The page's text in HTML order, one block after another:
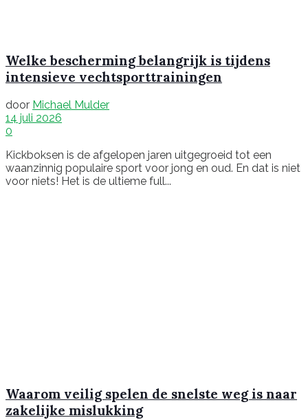
Welke bescherming belangrijk is tijdens
intensieve vechtsporttrainingen
door Michael Mulder
14 juli 2026
0
Kickboksen is de afgelopen jaren uitgegroeid tot een
waanzinnig populaire sport voor jong en oud. En dat is niet
voor niets! Het is de ultieme full...
Waarom veilig spelen de snelste weg is naar
zakelijke mislukking